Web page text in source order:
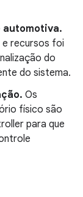
e recursos foi
do
do sistema.
Os
físico são
para que